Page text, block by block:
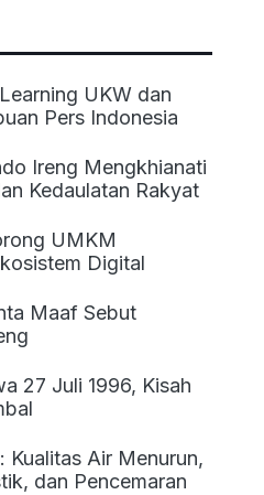
UKW dan
Pers Indonesia
Ireng Mengkhianati
Kedaulatan Rakyat
UMKM
Digital
Maaf Sebut
27 Juli 1996, Kisah
Kualitas Air Menurun,
dan Pencemaran